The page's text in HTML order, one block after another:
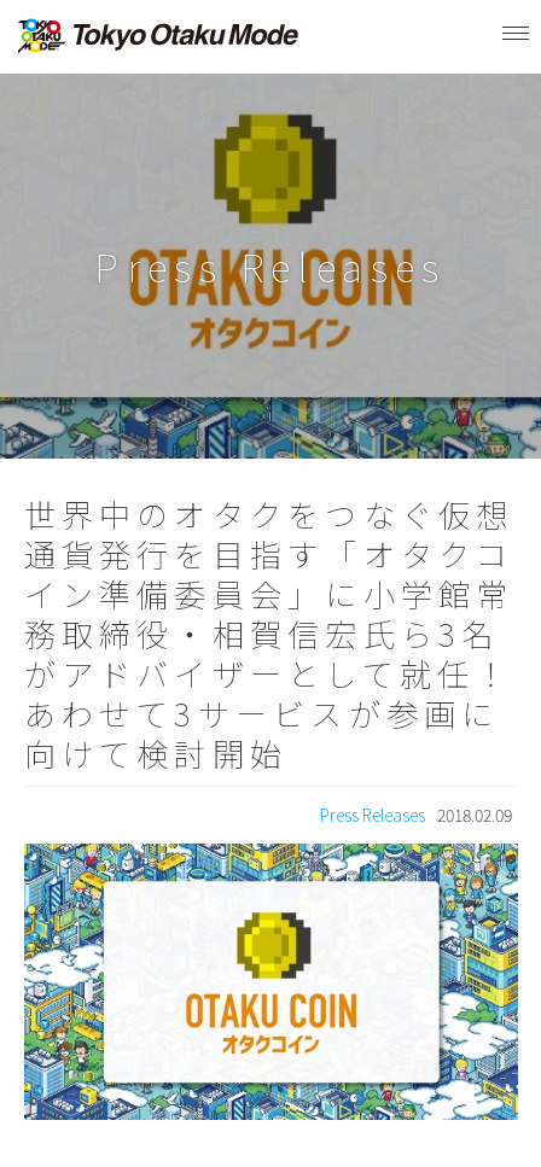
Press Releases
世界中のオタクをつなぐ仮想
通貨発行を目指す「オタクコ
イン準備委員会」に小学館常
務取締役・相賀信宏氏ら3名
がアドバイザーとして就任！
あわせて3サービスが参画に
向けて検討開始
Press Releases 2018.02.09